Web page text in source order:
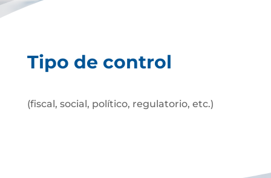
Tipo de control
(fiscal, social, político, regulatorio, etc.)